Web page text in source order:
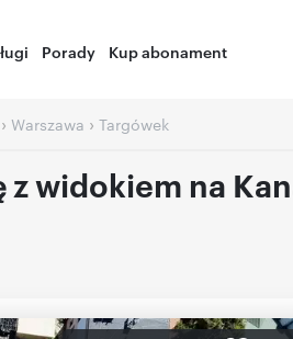
Porady Kup abonament
› Warszawa › Targówek
widokiem na